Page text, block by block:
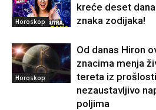
Horoskop
kreće deset
znaka zodijaka!
Horoskop
Od danas Hiron
znacima menja
tereta iz
nezaustavljivo
poljima